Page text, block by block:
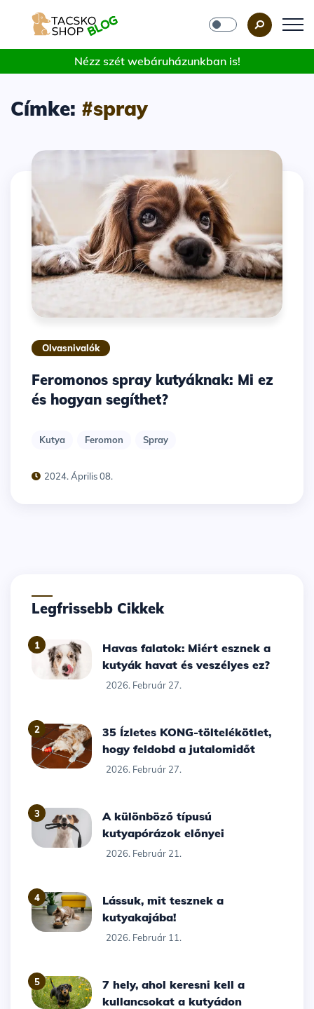
Nézz szét webáruházunkban is!
Címke: #spray
Olvasnivalók
Feromonos spray kutyáknak: Mi ez
és hogyan segíthet?
Kutya Feromon Spray
2024. Április 08.
Legfrissebb Cikkek
1
Havas falatok: Miért esznek a
kutyák havat és veszélyes ez?
2026. Február 27.
2
35 Ízletes KONG-töltelékötlet,
hogy feldobd a jutalomidőt
2026. Február 27.
3
A különböző típusú
kutyapórázok előnyei
2026. Február 21.
4
Lássuk, mit tesznek a
kutyakajába!
2026. Február 11.
5
7 hely, ahol keresni kell a
kullancsokat a kutyádon